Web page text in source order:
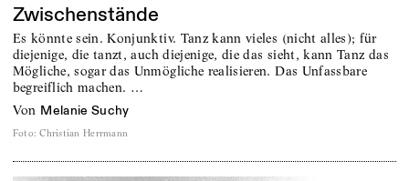
Zwischenstände
Es könnte sein. Konjunktiv. Tanz kann vieles (nicht alles); für
diejenige, die tanzt, auch diejenige, die das sieht, kann Tanz das
Mögliche, sogar das Unmögliche realisieren. Das Unfassbare
begreiflich machen. …
von Melanie Suchy
Foto: Christian Herrmann